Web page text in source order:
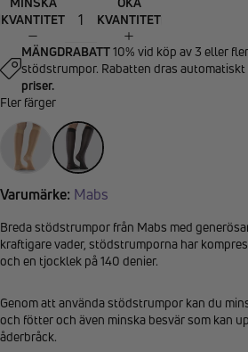
KVANTITET
KVANTITET
MÄNGDRABATT10% vid köp av 3 eller
stödstrumpor. Rabatten dras automatiskt
priser.
Fler färger
Varumärke: Mabs
Breda stödstrumpor från Mabs med
kraftigare vader, stödstrumporna har
och en tjocklek på 140 denier.
Genom att använda stödstrumpor kan du
och fötter och även minska besvär som kan
åderbråck.